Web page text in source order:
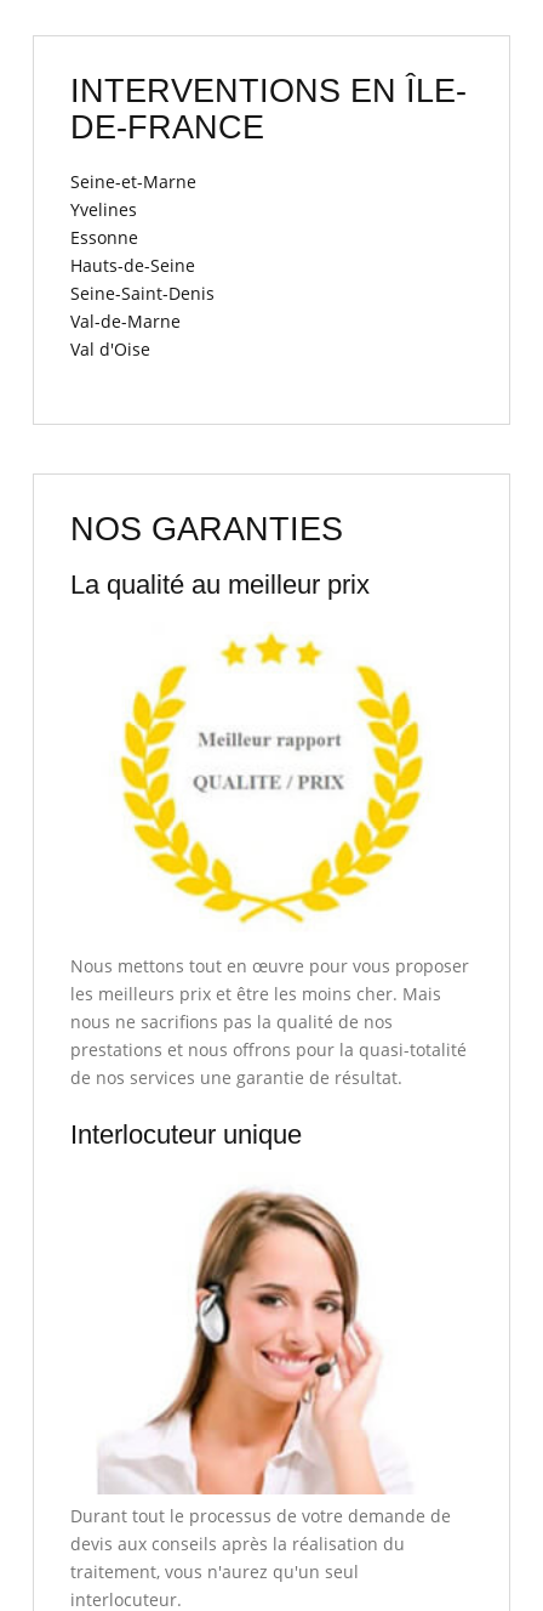
INTERVENTIONS EN ÎLE-
DE-FRANCE
Seine-et-Marne
Yvelines
Essonne
Hauts-de-Seine
Seine-Saint-Denis
Val-de-Marne
Val d'Oise
NOS GARANTIES
La qualité au meilleur prix
Nous mettons tout en œuvre pour vous proposer
les meilleurs prix et être les moins cher. Mais
nous ne sacrifions pas la qualité de nos
prestations et nous offrons pour la quasi-totalité
de nos services une garantie de résultat.
Interlocuteur unique
Durant tout le processus de votre demande de
devis aux conseils après la réalisation du
traitement, vous n'aurez qu'un seul
interlocuteur.